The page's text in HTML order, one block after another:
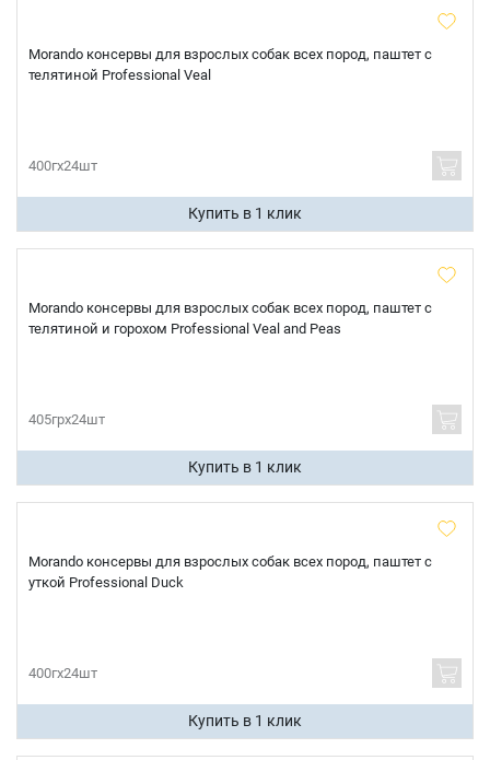
Morando консервы для взрослых собак всех пород, паштет с
телятиной Professional Veal
400гх24шт
Купить в 1 клик
Morando консервы для взрослых собак всех пород, паштет с
телятиной и горохом Professional Veal and Peas
405грх24шт
Купить в 1 клик
Morando консервы для взрослых собак всех пород, паштет с
уткой Professional Duck
400гх24шт
Купить в 1 клик